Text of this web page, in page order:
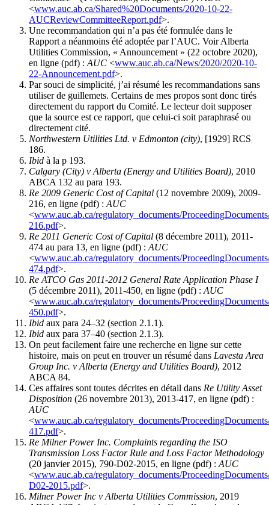
<www.auc.ab.ca/Shared%20Documents/2020-10-22-
AUCReviewCommitteeReport.pdf>.
Une recommandation qui n’a pas été formulée dans le
Rapport a néanmoins été adoptée par l’AUC. Voir Alberta
Utilities Commission, « Announcement » (22 octobre 2020),
en ligne (pdf) : AUC <www.auc.ab.ca/News/2020/2020-10-
22-Announcement.pdf>.
Par souci de simplicité, j’ai résumé les recommandations sans
utiliser de guillemets. Certains de mes propos sont donc tirés
directement du rapport du Comité. Le lecteur doit supposer
que la source est ce rapport, que celui-ci soit paraphrasé ou
directement cité.
Northwestern Utilities Ltd. v Edmonton (city), [1929] RCS
186.
Ibid à la p 193.
Calgary (City) v Alberta (Energy and Utilities Board), 2010
ABCA 132 au para 193.
Re 2009 Generic Cost of Capital (12 novembre 2009), 2009-
216, en ligne (pdf) : AUC
<www.auc.ab.ca/regulatory_documents/
216.pdf>.
Re 2011 Generic Cost of Capital (8 décembre 2011), 2011-
474 au para 13, en ligne (pdf) : AUC
<www.auc.ab.ca/regulatory_documents/
474.pdf>.
Re ATCO Gas 2011-2012 General Rate Application Phase I
(5 décembre 2011), 2011-450, en ligne (pdf) : AUC
<www.auc.ab.ca/regulatory_documents/
450.pdf>.
Ibid aux para 24–32 (section 2.1.1).
Ibid aux para 37–40 (section 2.1.3).
On peut facilement faire une recherche en ligne sur cette
histoire, mais on peut en trouver un résumé dans Lavesta Area
Group Inc. v Alberta (Energy and Utilities Board), 2012
ABCA 84.
Ces affaires sont toutes décrites en détail dans Re Utility Asset
Disposition (26 novembre 2013), 2013-417, en ligne (pdf) :
AUC
<www.auc.ab.ca/regulatory_documents/
417.pdf>.
Re Milner Power Inc. Complaints regarding the ISO
Transmission Loss Factor Rule and Loss Factor Methodology
(20 janvier 2015), 790-D02-2015, en ligne (pdf) : AUC
<www.auc.ab.ca/regulatory_documents/
D02-2015.pdf>.
Milner Power Inc v Alberta Utilities Commission, 2019